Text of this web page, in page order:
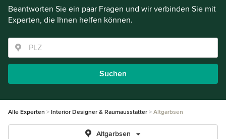
Beantworten Sie ein paar Fragen und wir verbinden Sie mit
Experten, die Ihnen helfen können.
Suchen
Alle Experten Interior Designer & Raumausstatter Altgarbsen
Altgarbsen